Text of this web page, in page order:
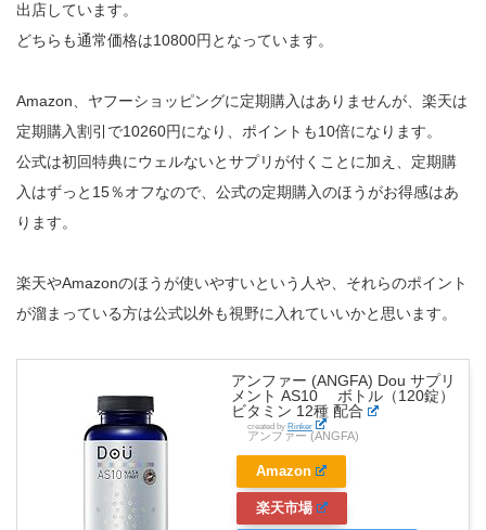
出店しています。
どちらも通常価格は10800円となっています。
Amazon、ヤフーショッピングに定期購入はありませんが、楽天は
定期購入割引で10260円になり、ポイントも10倍になります。
公式は初回特典にウェルないとサプリが付くことに加え、定期購
入はずっと15％オフなので、公式の定期購入のほうがお得感はあ
ります。
楽天やAmazonのほうが使いやすいという人や、それらのポイント
が溜まっている方は公式以外も視野に入れていいかと思います。
アンファー (ANGFA) Dou サプリ
メント AS10 ボトル（120錠）
ビタミン 12種 配合
created by Rinker
アンファー (ANGFA)
Amazon
楽天市場